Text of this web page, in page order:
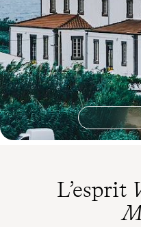
Gastronomie
Observation Animaux
Dauphin
Road Trip
Road Trip
Chateau
Evora
L’esprit